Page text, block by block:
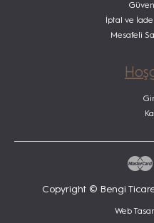
İptal ve
Mesafeli
Copyright © Bengi Ticaret
Web